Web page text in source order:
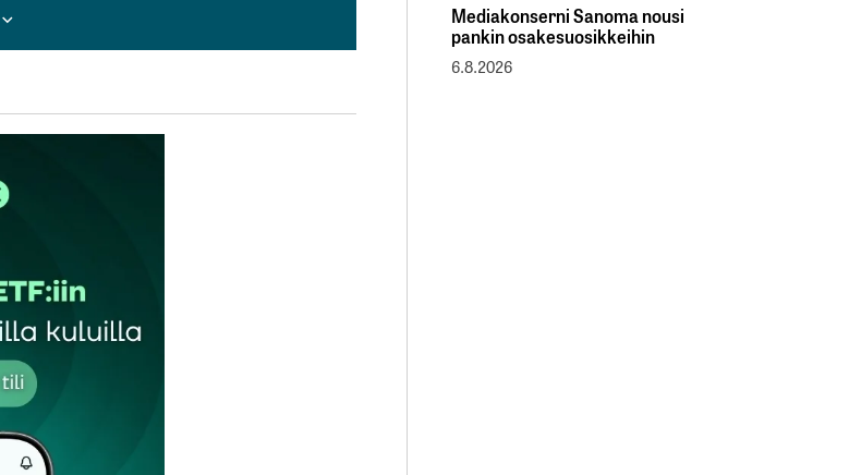
Mediakonserni Sanoma nousi
pankin osakesuosikkeihin
6.8.2026